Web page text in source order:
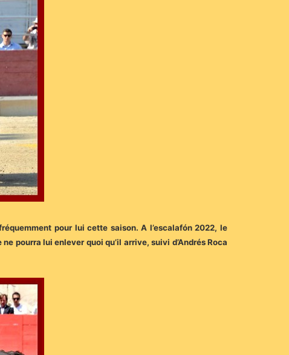
pour lui cette saison. A l’escalafón 2022, le
pourra lui enlever quoi qu’il arrive, suivi d’Andrés Roca